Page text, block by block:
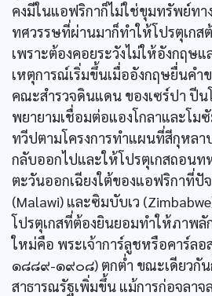
คงมีในแอฟริกาก็ไม่ใช่ขุมทรัพย์ทา
ทศวรรษที่ผ่านมาก็ทำให้โปรตุเกส
เพราะต้องคอยระวังไม่ให้อังกฤษแ
เหตุการณ์เริ่มขึ้นเมื่ออังกฤษยื่นคำ
คณะสำรวจดินแดน ของเซร์ปา ปีน
พยายามเชื่อมต่อแองโกลาและโม
ทวีปตามโครงการทำแผนที่สีกุหลา
กลับออกไปและให้โปรตุเกสถอน
ตะวันออกเฉียงใต้ของแอฟริกาที่ปั
(Malawi) และซิมบับเว
โปรตุเกสที่ต้องยินยอมทำให้ภาพ
ใหม่คือ พระเจ้าการ์ลูชหรือคาร์ลอ
๑๘๘๙-๑๙๐๘) ตกตํ่า ขณะเดียวกั
สาธารณรัฐเพิ่มขึ้น แม้การก่อจลาจ